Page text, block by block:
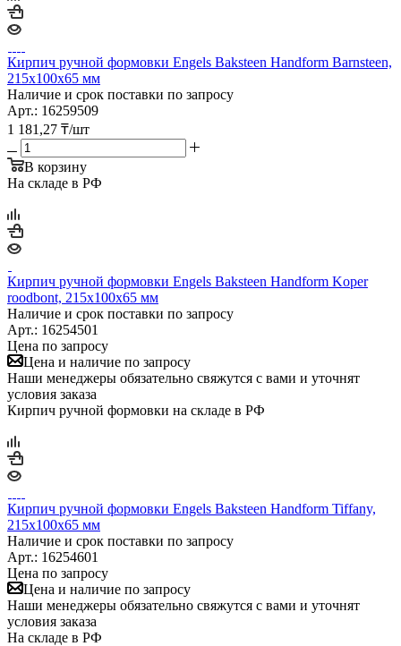
Кирпич ручной формовки Engels Baksteen Handform Barnsteen,
215х100х65 мм
Наличие и срок поставки по запросу
Арт.: 16259509
1 181,27 ₸/шт
В корзину
На складе в РФ
Кирпич ручной формовки Engels Baksteen Handform Koper
roodbont, 215х100х65 мм
Наличие и срок поставки по запросу
Арт.: 16254501
Цена по запросу
Цена и наличие по запросу
Наши менеджеры обязательно свяжутся с вами и уточнят
условия заказа
Кирпич ручной формовки на складе в РФ
Кирпич ручной формовки Engels Baksteen Handform Tiffany,
215х100х65 мм
Наличие и срок поставки по запросу
Арт.: 16254601
Цена по запросу
Цена и наличие по запросу
Наши менеджеры обязательно свяжутся с вами и уточнят
условия заказа
На складе в РФ